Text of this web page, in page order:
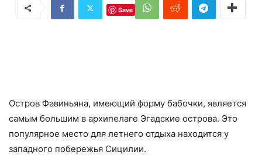
Save
Остров Фавиньяна, имеющий форму бабочки, является
самым большим в архипелаге Эгадские острова. Это
популярное место для летнего отдыха находится у
западного побережья Сицилии.